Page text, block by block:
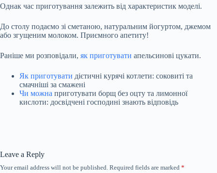
Однак час приготування залежить від характеристик моделі.
До столу подаємо зі сметаною, натуральним йогуртом, джемом
або згущеним молоком. Приємного апетиту!
Раніше ми розповідали, як приготувати апельсинові цукати.
Як приготувати дієтичні курячі котлети: соковиті та
смачніші за смажені
Чи можна приготувати борщ без оцту та лимонної
кислоти: досвідчені господині знають відповідь
Leave a Reply
Your email address will not be published. Required fields are marked *